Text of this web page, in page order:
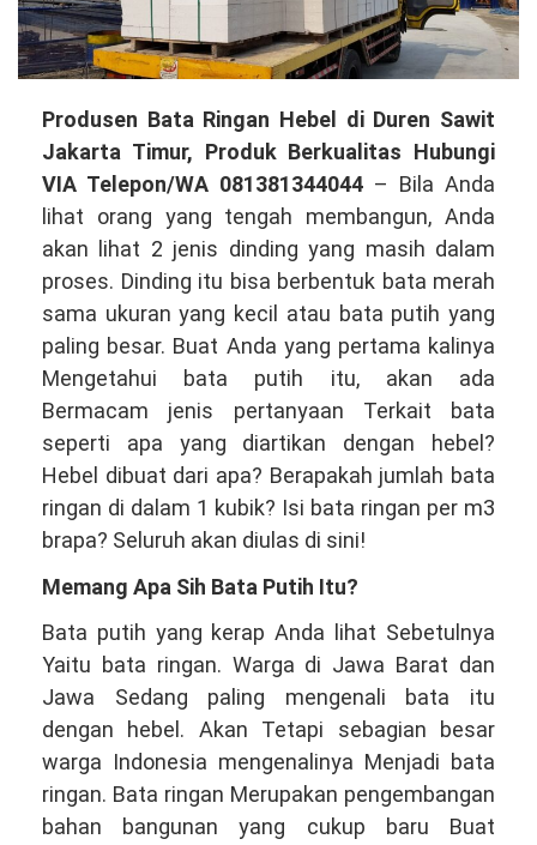
Produsen
Bata
Ringan
Hebel
di
Duren
Sawit
Jakarta
Timur,
Produk
Kualitas
Terbaik
Hubungi
VIA
081381344044
Produsen Bata Ringan Hebel di Duren Sawit
Jakarta Timur, Produk Berkualitas Hubungi
VIA Telepon/WA 081381344044 – Bila Anda
lihat orang yang tengah membangun, Anda
akan lihat 2 jenis dinding yang masih dalam
proses. Dinding itu bisa berbentuk bata merah
sama ukuran yang kecil atau bata putih yang
paling besar. Buat Anda yang pertama kalinya
Mengetahui bata putih itu, akan ada
Bermacam jenis pertanyaan Terkait bata
seperti apa yang diartikan dengan hebel?
Hebel dibuat dari apa? Berapakah jumlah bata
ringan di dalam 1 kubik? Isi bata ringan per m3
brapa? Seluruh akan diulas di sini!
Memang Apa Sih Bata Putih Itu?
Bata putih yang kerap Anda lihat Sebetulnya
Yaitu bata ringan. Warga di Jawa Barat dan
Jawa Sedang paling mengenali bata itu
dengan hebel. Akan Tetapi sebagian besar
warga Indonesia mengenalinya Menjadi bata
ringan. Bata ringan Merupakan pengembangan
bahan bangunan yang cukup baru Buat